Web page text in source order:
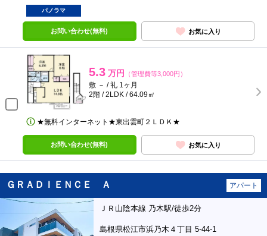
パノラマ
お問い合わせ(無料) お気に入り
5.3 万円 （管理費等3,000円）
敷 － / 礼 1ヶ月
2階 / 2LDK / 64.09㎡
★無料インターネット★東出雲町２ＬＤＫ★
お問い合わせ(無料) お気に入り
ＧＲＡＤＩＥＮＣＥ Ａ アパート
ＪＲ山陰本線 乃木駅/徒歩2分
島根県松江市浜乃木４丁目 5-44-1